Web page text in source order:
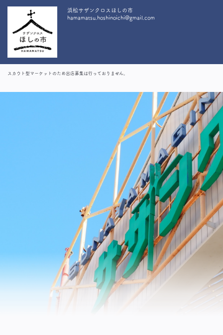
浜松サザンクロスほしの市
hamamatsu.hoshinoichi@gmail.com
スカウト型マーケットのため出店募集は行っておりません。